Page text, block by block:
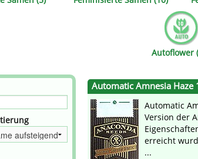
House of the Great Gardener
Mallorca Seeds
Ministry of
Paradise Seeds
Philosopher Seeds
Autoflower
Automatic Amnesia Haze
Automatic
Version der
erreicht
...